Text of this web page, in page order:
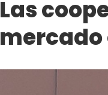
Las
mercado